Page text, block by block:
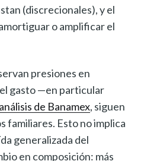
(discrecionales), y el
o amplificar el
presiones en
gasto —en particular
análisis de Banamex, siguen
familiares. Esto no implica
generalizada del
en composición: más